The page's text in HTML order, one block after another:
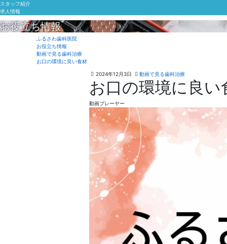
スタッフ紹介
求人情報
お役立ち情報
ふるさわ歯科医院
お役立ち情報
動画で見る歯科治療
お口の環境に良い食材
2024年12月3日 動画で見る歯科治療2
1
ふ
科
お口の環境に良い
動画プレーヤー